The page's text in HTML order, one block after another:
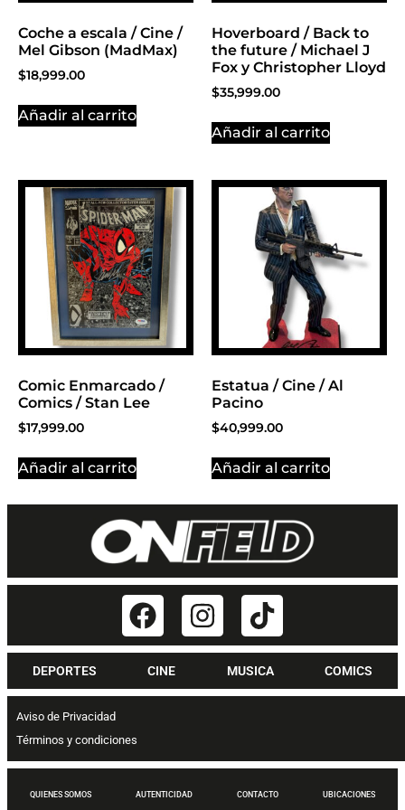
Coche a escala / Cine /
Mel Gibson (MadMax)
$18,999.00
Añadir al carrito
Hoverboard / Back to
the future / Michael J
Fox y Christopher Lloyd
$35,999.00
Añadir al carrito
Comic Enmarcado /
Comics / Stan Lee
$17,999.00
Añadir al carrito
Estatua / Cine / Al
Pacino
$40,999.00
Añadir al carrito
DEPORTES CINE MUSICA COMICS
Aviso de Privacidad
Términos y condiciones
QUIENES SOMOS AUTENTICIDAD CONTACTO UBICACIONES